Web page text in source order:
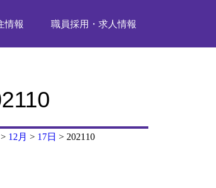
情報 職員採用・求人情報
> 12月 > 17日 > 202110